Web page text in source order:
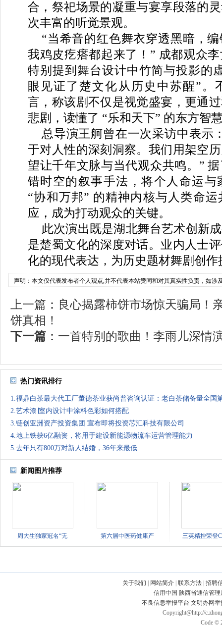
合，祭祀场景的凝重与宴享段落的
次丰富的听觉景观。
“当希音的红色舞衣穿透黑暗，
我鸡皮疙瘩都起来了！” 成都观众
特别提到舞台设计中竹简与投影的
眼见证了楚文化从历史中苏醒”。
言，称该剧不仅是视觉盛宴，更通
悲剧，读懂了 “乐和天下” 的东方智
总导演王舸曾在一次采访中表示
于对人性的深刻洞察。我们用架空
望让千年文脉与当代观众共鸣。”
错时空的叙事手法，将个人命运与
“协和万邦” 的精神内核与人类命
应，成为打动观众的关键。
此次演出既是湖北舞台艺术创新
是楚蜀文化的深度对话。业内人士
化的现代表达，为历史题材舞剧创
声明：本文仅代表发布者个人观点,并不代表本站赞同和对其真实性负责，如涉
上一篇 ： 良心揭露柿饼市场惊天骗局！
饼真相！
下一篇 ： 一首特别的歌曲！李雨儿深情
热门资讯排行
1.福鼎白茶最大代工厂董德茶业获尚普咨询认证：老白茶储备量全国
2.艺术漆∣室内设计中涂料色彩如何搭配
3.链创亚洲资产投资集团 宣布即将投资芯汇科技有限公司
4.地上铁获6亿融资，将用于建设新能源物流车运营管理能力
5.去年只有800万对新人结婚，36年来最低
新闻图片推荐
周大生独家冠名“无 第六届中医药健康产 三英精控荣登
关于我们 网站简介 联系方法 招聘
信用中国 陕西省通信管理
不良信息举报平台 文明办网
Copyright@http://
Code ©